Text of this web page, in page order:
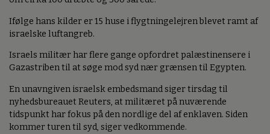
Ifølge hans kilder er 15 huse i flygtningelejren blevet ramt af
israelske luftangreb.
Israels militær har flere gange opfordret palæstinensere i
Gazastriben til at søge mod syd nær grænsen til Egypten.
En unavngiven israelsk embedsmand siger tirsdag til
nyhedsbureauet Reuters, at militæret på nuværende
tidspunkt har fokus på den nordlige del af enklaven. Siden
kommer turen til syd, siger vedkommende.